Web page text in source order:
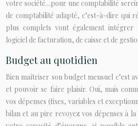
votre société…pour une comptabilité
de comptabilité adapté, c’est-à-dire qui
plus complets vont également
logiciel de facturation, de caisse et de
Budget au quotidien
Bien maîtriser son budget mensuel c’est
et pouvoir se faire plaisir. Oui, mais
vos dépenses (fixes, variables et
bilan et au pire revoyez vos dépenses à la